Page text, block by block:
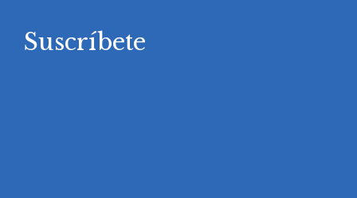
Suscríbete